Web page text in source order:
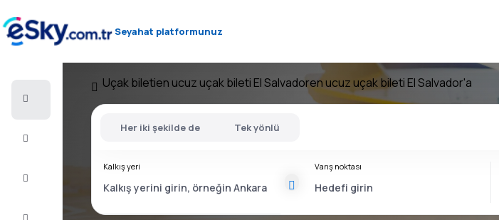
Seyahat platformunuz
Uçak biletien ucuz uçak bileti El Salvadoren ucuz uçak bileti El Salvador'a
Her iki şekilde de Tek yönlü
Kalkış yeri Varış noktası